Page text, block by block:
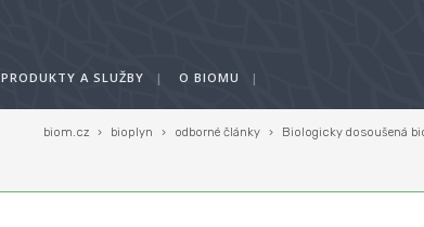
PRODUKTY A SLUŽBY | O BIOMU |
biom.cz › bioplyn › odborné články › Biologicky dosoušená